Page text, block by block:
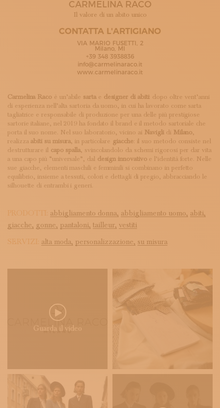
ISCRIVITI ALLA NEWSLETTER
LOGIN
CARMELINA RACO
Il valore di un abito unico
CONTATTA L'ARTIGIANO
VIA MARIO FUSETTI, 2
Milano, MI
+39 348 3938836
info@carmelinaraco.it
www.carmelinaraco.it
Carmelina Raco è un’abile sartae designer di abiti: dopo oltre vent’anni
di esperienza nell’alta sartoria da uomo, in cui ha lavorato come sarta
tagliatrice e responsabile di produzione per una delle più prestigiose
sartorie italiane, nel 2019 ha fondato il brand e il metodo sartoriale che
porta il suo nome. Nel suo laboratorio, vicino ai Navigli di Milano,
realizza abiti su misura, in particolare giacche: il suo metodo consiste nel
destrutturare il capo spalla, svincolandolo da schemi rigorosi per dar vita
a una capo più “universale”, dal design innovativo e l’identità forte. Nelle
sue giacche, elementi maschili e femminili si combinano in perfetto
equilibrio, insieme a tessuti, colori e dettagli di pregio, abbracciando le
silhouette di entrambi i generi.
PRODOTTI: abbigliamento donna, abbigliamento uomo, abiti,
giacche, gonne, pantaloni, tailleur, vestiti
SERVIZI: alta moda, personalizzazione, su misura
Guarda il video